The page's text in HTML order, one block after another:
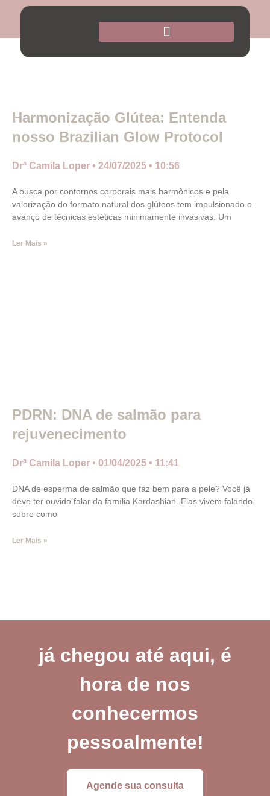
Harmonização Glútea: Entenda
nosso Brazilian Glow Protocol
Drª Camila Loper 24/07/2025 10:56
A busca por contornos corporais mais harmônicos e pela
valorização do formato natural dos glúteos tem impulsionado o
avanço de técnicas estéticas minimamente invasivas. Um
Ler Mais »
PDRN: DNA de salmão para
rejuvenecimento
Drª Camila Loper 01/04/2025 11:41
DNA de esperma de salmão que faz bem para a pele? Você já
deve ter ouvido falar da família Kardashian. Elas vivem falando
sobre como
Ler Mais »
já chegou até aqui, é
hora de nos
conhecermos
pessoalmente!
Agende sua consulta